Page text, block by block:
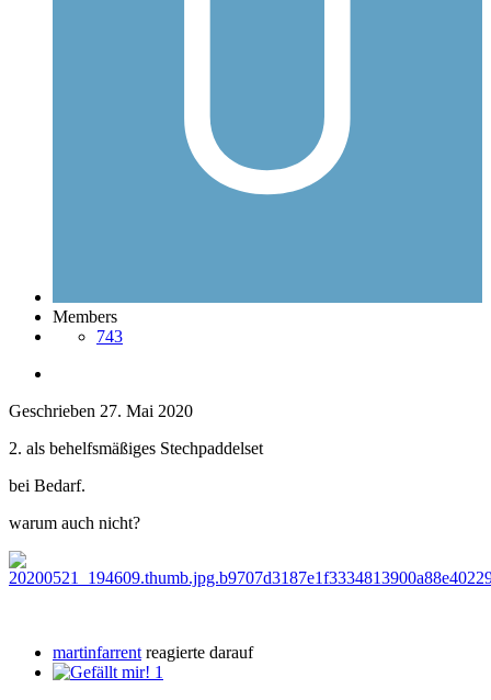
Members
743
Geschrieben 27. Mai 2020
2. als behelfsmäßiges Stechpaddelset
bei Bedarf.
warum auch nicht?
martinfarrent reagierte darauf
1